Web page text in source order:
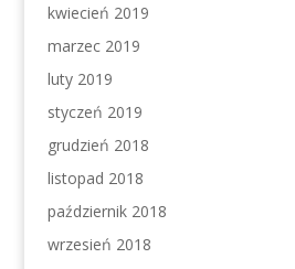
kwiecień 2019
marzec 2019
luty 2019
styczeń 2019
grudzień 2018
listopad 2018
październik 2018
wrzesień 2018